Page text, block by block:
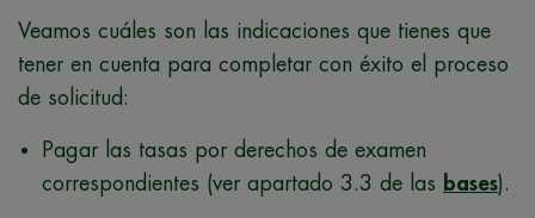
Veamos cuáles son las indicaciones que tienes que
tener en cuenta para completar con éxito el proceso
de solicitud:
Pagar las tasas por derechos de examen
correspondientes (ver apartado 3.3 de las bases).